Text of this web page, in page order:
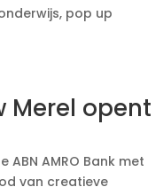
, pop up
Merel opent
AMRO Bank met
van creatieve